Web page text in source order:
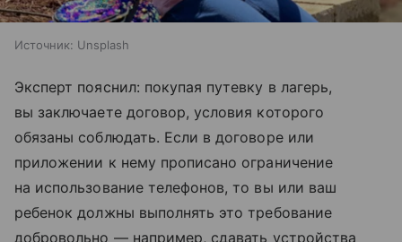
Источник: Unsplash
Эксперт пояснил: покупая путевку в лагерь,
вы заключаете договор, условия которого
обязаны соблюдать. Если в договоре или
приложении к нему прописано ограничение
на использование телефонов, то вы или ваш
ребенок должны выполнять это требование
добровольно — например, сдавать устройства